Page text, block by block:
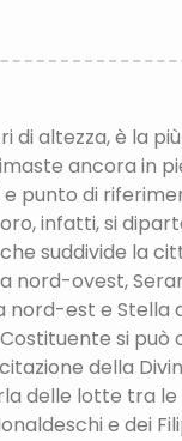
di altezza, è la
ancora in
punto di
infatti, si
suddivide la
nord-ovest,
nord-est e Stella
si può
della
delle lotte tra le
e dei